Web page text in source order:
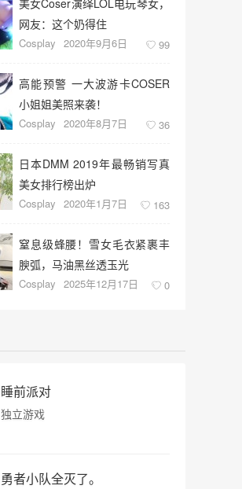
美女Coser演绎LOL电玩琴女，
网友：这个奶得住
Cosplay 2020年9月6日 99
高能预警 一大波游卡COSER
小姐姐美照来袭！
Cosplay 2020年8月7日 36
日本DMM 2019年最畅销写真
美女排行榜出炉
Cosplay 2020年1月7日 163
窒息级蜂腰！雪女毛衣紧裹丰
腴弧，马油黑丝透玉光
Cosplay 2025年12月17日 0
睡前派对
独立游戏
勇者小队全灭了。